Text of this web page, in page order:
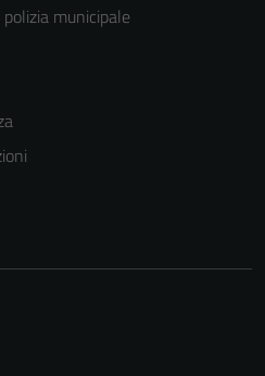
municipale